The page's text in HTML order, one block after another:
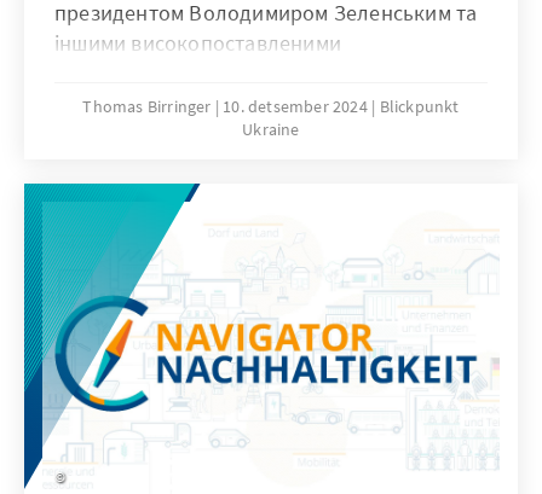
президентом Володимиром Зеленським та
іншими високопоставленими
партій він наголосив на своєму заклику до
більшої військової та політичної підтримки
Thomas Birringer 10. detsember 2024
Blickpunkt
Ukraine